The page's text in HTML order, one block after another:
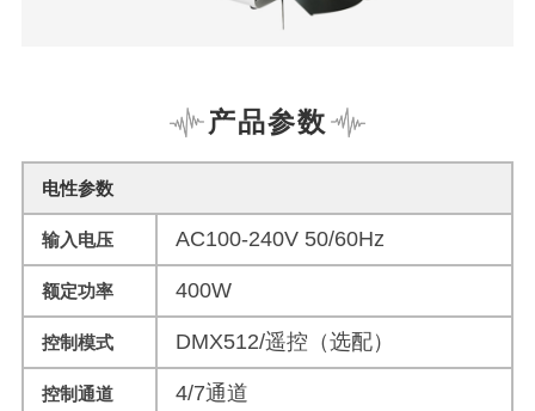
产品参数
电性参数
输入电压 AC100-240V 50/60Hz
额定功率 400W
控制模式 DMX512/遥控（选配）
控制通道 4/7通道